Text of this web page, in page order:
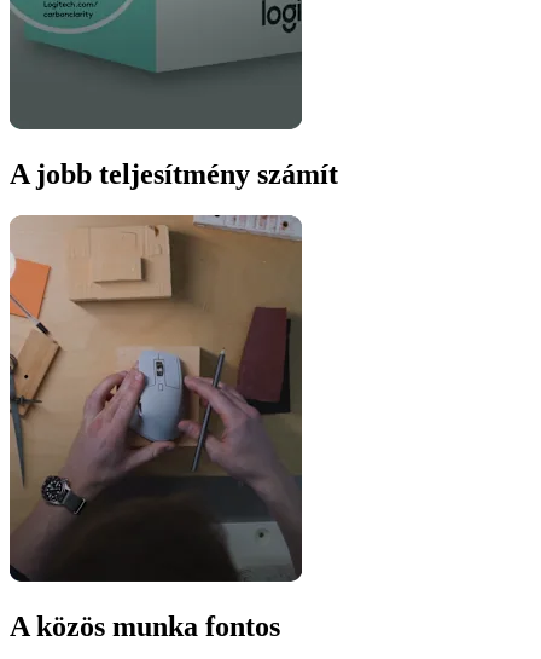
A jobb teljesítmény számít
A közös munka fontos